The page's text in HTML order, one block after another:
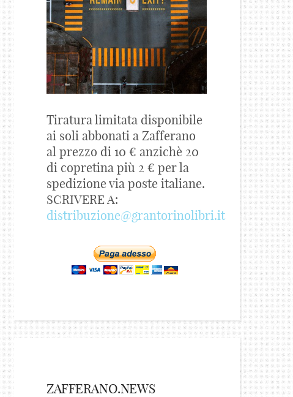
Tiratura limitata disponibile
ai soli abbonati a Zafferano
al prezzo di 10 € anzichè 20
di copretina più 2 € per la
spedizione via poste italiane.
SCRIVERE A:
distribuzione@grantorinolibri.it
ZAFFERANO.NEWS